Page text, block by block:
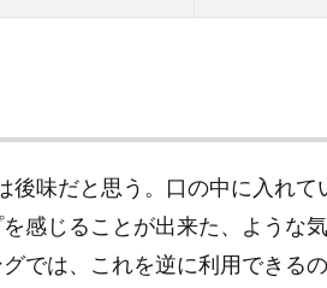
後味だと思う。口の中に入れ
感じることが出来た、ような
では、これを逆に利用できる